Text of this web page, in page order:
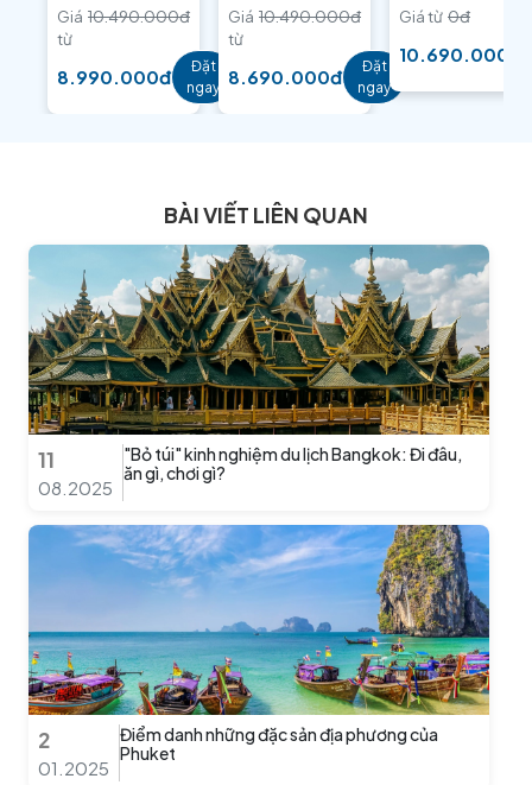
Giá
từ
10.490.000đ
8.990.000đ
Đặt
ngay
Giá
từ
10.490.000đ
8.690.000đ
Đặt
ngay
Giá từ 0đ
10.690.000đ
BÀI VIẾT LIÊN QUAN
11
08.2025
"Bỏ túi" kinh nghiệm du lịch Bangkok: Đi đâu,
ăn gì, chơi gì?
2
01.2025
Điểm danh những đặc sản địa phương của
Phuket